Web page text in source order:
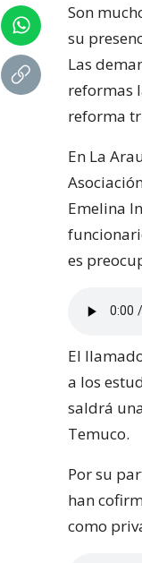
Son
su
Las
reformas
reforma
En La
Emelina
es
El
a los
saldrá
Temuco.
Por su
han
como